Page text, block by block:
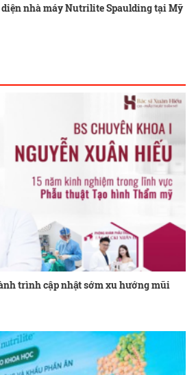
nhà máy Nutrilite Spaulding tại Mỹ
trình cập nhật sớm xu hướng mũi